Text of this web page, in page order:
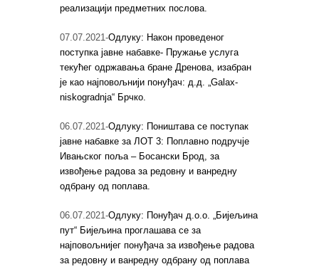
реализацији предметних послова.
07.07.2021-Одлуку: Након проведеног
поступка јавне набавке- Пружање услуга
текућег одржавања бране Дренова, изабран
је као најповољнији понуђач: д.д. „Galax-
niskogradnja“ Брчко.
06.07.2021-Одлуку: Поништава се поступак
јавне набавке за ЛОТ 3: Поплавно подручје
Ивањског поља – Босански Брод, за
извођење радова за редовну и ванредну
одбрану од поплава.
06.07.2021-Одлуку: Понуђач д.о.о. „Бијељина
пут“ Бијељина проглашава се за
најповољнијег понуђача за извођење радова
за редовну и ванредну одбрану од поплава